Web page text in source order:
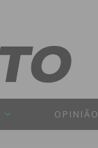
OPINIÃO